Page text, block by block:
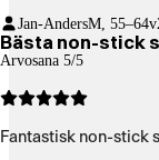
Jan-AndersM, 55–64v
Bästa non-stick
Arvosana 5/5
Fantastisk non-stick